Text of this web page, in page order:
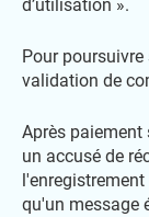
d’utilisation ».
Pour
validation de
Après paiement
un accusé de
qu'un message